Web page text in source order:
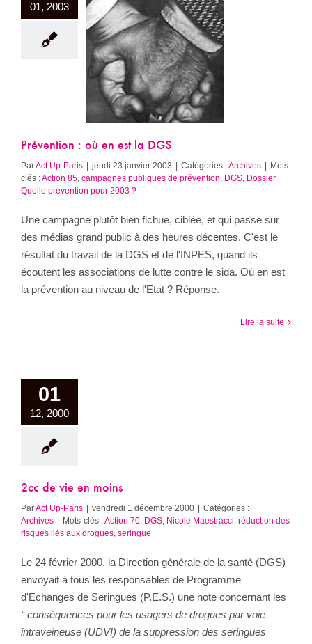
01, 2003
: où en est la
Prévention : où en est la DGS
ParAct Up-Paris | jeudi 23 janvier 2003 | Catégories :Archives | Mots-
clés :Action 85 campagnes publiques de prévention DGS Dossier
Quelle prévention pour 2003 ?
Une campagne plutôt bien fichue, ciblée, et qui passe sur
des médias grand public à des heures décentes. C'est le
résultat du travail de la DGS et de l'INPES, quand ils
écoutent les associations de lutte contre le sida. Où en est
la prévention au niveau de l'Etat ? Réponse.
Lire la suite
01
12, 2000
2cc de vie en moins
ParAct Up-Paris | vendredi 1 décembre 2000 | Catégories :
Archives | Mots-clés :Action 70 DGS Nicole Maestracci réduction des
risques liés aux drogues seringue
Le 24 février 2000, la Direction générale de la santé (DGS)
envoyait à tous les responsables de Programme
d'Echanges de Seringues (P.E.S.) une note concernant les
“ conséquences pour les usagers de drogues par voie
intraveineuse (UDVI) de la suppression des seringues